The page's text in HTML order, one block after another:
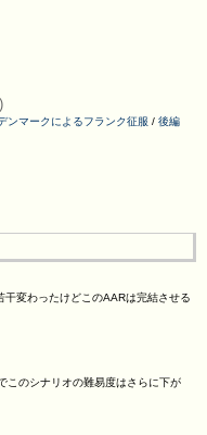
ンマークによるフランク征服 / 後編
干変わったけどこのAARは完結させる
このシナリオの難易度はさらに下が